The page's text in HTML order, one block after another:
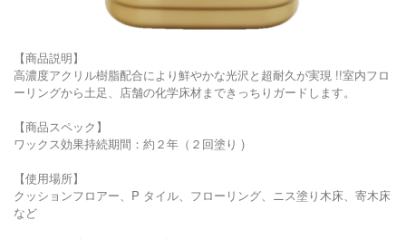
【商品説明】
高濃度アクリル樹脂配合により鮮やかな光沢と超耐久が実現 !!室内フロ
ーリングから土足、店舗の化学床材まできっちりガードします。
【商品スペック】
ワックス効果持続期間：約２年（２回塗り )
【使用場所】
クッションフロアー、P タイル、フローリング、ニス塗り木床、寄木床
など